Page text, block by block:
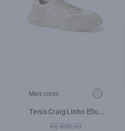
Mais cores:
Tenis Craig Linho Ellus
Natural
R$ 880,00